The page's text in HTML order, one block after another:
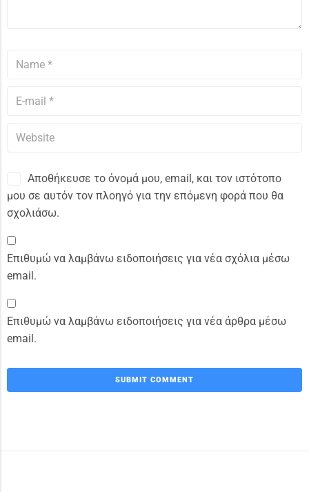
Αποθήκευσε το όνομά μου, email, και τον ιστότοπο
μου σε αυτόν τον πλοηγό για την επόμενη φορά που θα
σχολιάσω.
Επιθυμώ να λαμβάνω ειδοποιήσεις για νέα σχόλια μέσω
email.
Επιθυμώ να λαμβάνω ειδοποιήσεις για νέα άρθρα μέσω
email.